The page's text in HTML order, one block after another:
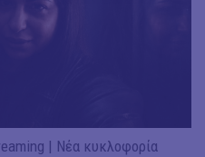
| Νέα κυκλοφορία